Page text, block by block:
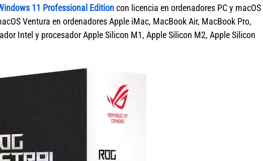
11 Professional Editioncon licencia en ordenadores PC y macOS
Ventura en ordenadores Apple iMac, MacBook Air, MacBook Pro,
Intel y procesador Apple Silicon M1, Apple Silicon M2, Apple Silicon